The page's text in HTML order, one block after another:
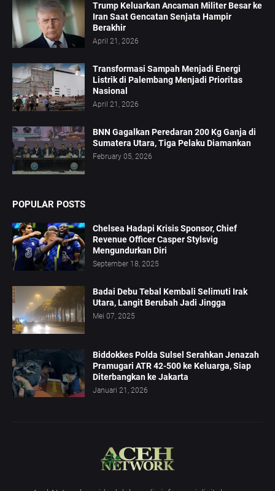
Trump Keluarkan Ancaman Militer Besar ke
Iran Saat Gencatan Senjata Hampir
Berakhir
April 21, 2026
Transformasi Sampah Menjadi Energi
Listrik di Palembang Menjadi Prioritas
Nasional
April 21, 2026
BNN Gagalkan Peredaran 200 Kg Ganja di
Sumatera Utara, Tiga Pelaku Diamankan
February 05, 2026
POPULAR POSTS
Chelsea Hadapi Krisis Sponsor, Chief
Revenue Officer Casper Stylsvig
Mengundurkan Diri
September 18, 2025
Badai Debu Tebal Kembali Selimuti Irak
Utara, Langit Berubah Jadi Jingga
Mei 07, 2025
Biddokkes Polda Sulsel Serahkan Jenazah
Pramugari ATR 42-500 ke Keluarga, Siap
Diterbangkan ke Jakarta
Januari 21, 2026